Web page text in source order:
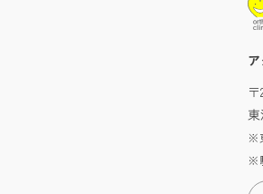
東
※
※